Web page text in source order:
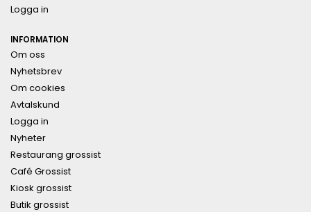
Logga in
INFORMATION
Om oss
Nyhetsbrev
Om cookies
Avtalskund
Logga in
Nyheter
Restaurang grossist
Café Grossist
Kiosk grossist
Butik grossist